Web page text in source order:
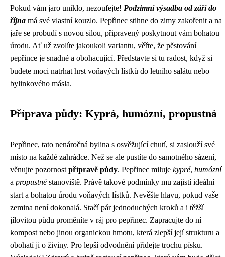
Pokud vám jaro uniklo, nezoufejte! Podzimní výsadba od září do
října má své vlastní kouzlo. Pepřinec stihne do zimy zakořenit a na
jaře se probudí s novou silou, připravený poskytnout vám bohatou
úrodu. Ať už zvolíte jakoukoli variantu, věřte, že pěstování
pepřince je snadné a obohacující. Představte si tu radost, když si
budete moci natrhat hrst voňavých lístků do letního salátu nebo
bylinkového másla.
Příprava půdy: Kyprá, humózní, propustná
Pepřinec, tato nenáročná bylina s osvěžující chutí, si zaslouží své
místo na každé zahrádce. Než se ale pustíte do samotného sázení,
věnujte pozornost přípravě půdy. Pepřinec miluje kypré, humózní
a propustnéstanoviště. Právě takové podmínky mu zajistí ideální
start a bohatou úrodu voňavých lístků. Nevěšte hlavu, pokud vaše
zemina není dokonalá. Stačí pár jednoduchých kroků a i těžší
jílovitou půdu proměníte v ráj pro pepřinec. Zapracujte do ní
kompost nebo jinou organickou hmotu, která zlepší její strukturu a
obohatí ji o živiny. Pro lepší odvodnění přidejte trochu písku.